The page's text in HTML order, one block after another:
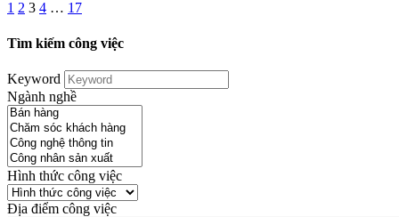
1 2 3 4 … 17
Tìm kiếm công việc
Keyword
Ngành nghề
Hình thức công việc
Địa điểm công việc